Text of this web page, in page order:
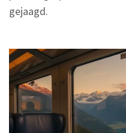
gejaagd.